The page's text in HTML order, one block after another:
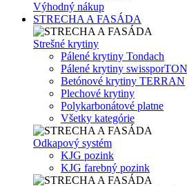
Výhodný nákup
STRECHA A FASÁDA
Strešné krytiny
Pálené krytiny Tondach
Pálené krytiny swissporTON
Betónové krytiny TERRAN
Plechové krytiny
Polykarbonátové platne
Všetky kategórie
Odkapový systém
KJG pozink
KJG farebný pozink